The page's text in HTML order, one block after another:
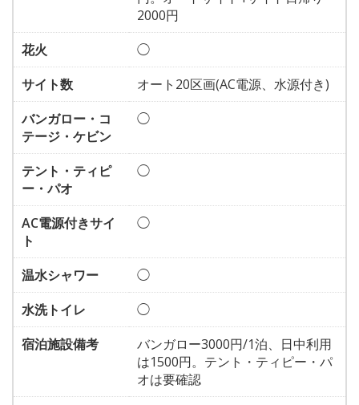
2000円
花火
◯
サイト数
オート20区画(AC電源、水源付き)
バンガロー・コ
テージ・ケビン
◯
テント・ティピ
ー・パオ
◯
AC電源付きサイ
ト
◯
温水シャワー
◯
水洗トイレ
◯
宿泊施設備考
バンガロー3000円/1泊、日中利用
は1500円。テント・ティピー・パ
オは要確認